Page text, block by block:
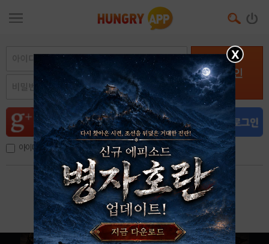
로그인
아이디, 이메일 저장
아이디 / 비밀번호 찾기 회원가입
X